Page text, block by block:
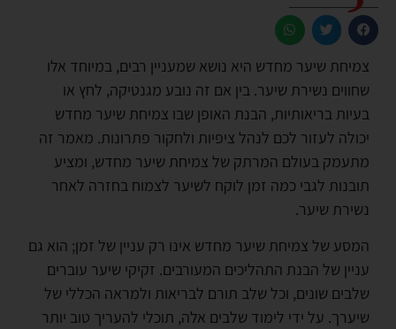
צמיחת שיער מחדש היא נושא שמעניין רבים, במיוחד אלו
שחווים נשירת שיער. בין אם זה נובע מגנטיקה, לחץ או
בעיות בריאותיות, הבנת האופן שבו צמיחת שיער מחדש
יכולה לעזור לכם לנהל ציפיות ולחקור פתרונות. מאמר זה
מתעמק בעולם המרתק של צמיחת שיער מחדש, ומציע
תובנות לגבי כמה זמן לוקח לשיער לצמוח בחזרה לאחר
נשירת שיער.
המסע של צמיחת שיער מחדש אינו רק עניין של זמן; הוא גם
עניין של הבנת התהליכים המעורבים. זקיקי שיער עוברים
שלבים שונים, וכל שלב תורם לבריאות ולמראה הכללי של
שיערך. על ידי לימוד שלבים אלה, תוכלי להעריך טוב יותר